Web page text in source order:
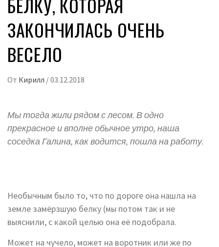
БЕЛКУ, КОТОРАЯ
ЗАКОНЧИЛАСЬ ОЧЕНЬ
ВЕСЕЛО
От Кирилл /03.12.2018
Мы тогда жили рядом с лесом. В одно
прекрасное и вполне обычное утро, наша
соседка Галина, как водится, пошла на работу.
Необычным было то, что по дороге она нашла на
земле замёрзшую белку (мы потом так и не
выяснили, с какой целью она её подобрала.
Может на чучело, может на воротник или же по